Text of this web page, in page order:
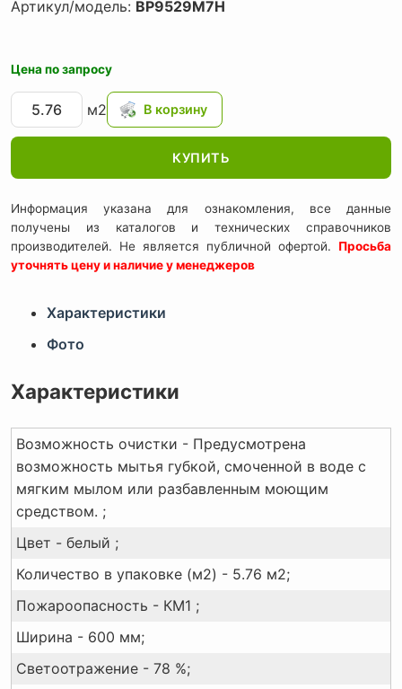
Артикул/модель: BP9529M7H
Цена по запросу
м2
КУПИТЬ
Информация указана для ознакомления, все данные
получены из каталогов и технических справочников
производителей. Не является публичной офертой. Просьба
уточнять цену и наличие у менеджеров
Характеристики
Фото
Характеристики
Возможность очистки - Предусмотрена
возможность мытья губкой, смоченной в воде с
мягким мылом или разбавленным моющим
средством. ;
Цвет - белый ;
Количество в упаковке (м2) - 5.76 м2;
Пожароопасность - КМ1 ;
Ширина - 600 мм;
Светоотражение - 78 %;